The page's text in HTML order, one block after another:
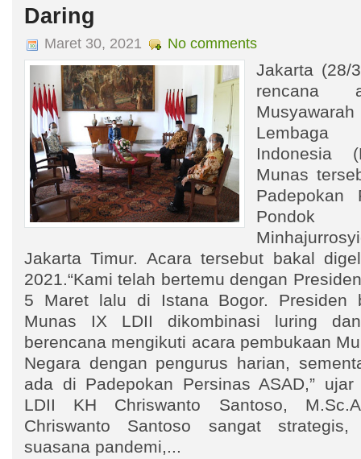
Daring
Maret 30, 2021 No comments
Jakarta (28/
rencana
Indonesia
Munas
Padepokan
Jakarta Timur. Acara tersebut bakal
2021.“Kami telah bertemu dengan
5 Maret lalu di Istana Bogor. Presiden
Munas IX LDII dikombinasi luring
berencana mengikuti acara pembukaan
Negara dengan pengurus harian,
ada di Padepokan Persinas ASAD,”
LDII KH Chriswanto Santoso,
Chriswanto Santoso sangat strategis,
suasana pandemi,...